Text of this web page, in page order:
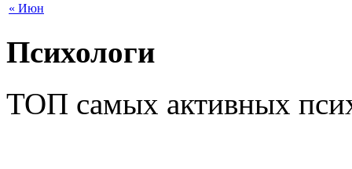
« Июн
Психологи
ТОП самых активных